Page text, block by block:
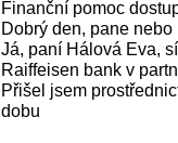
Finanční pomoc
Dobrý den, pane nebo
Já, paní Hálová Eva,
Raiffeisen bank v
Přišel jsem
dobu